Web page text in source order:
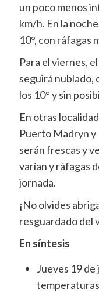
un poco menos
km/h. En la
10°, con ráfagas
Para el viernes,
seguirá nublado,
los 10° y sin
En otras
Puerto Madryn y
serán frescas y
varían y ráfagas
jornada.
¡No olvides
resguardado del
En síntesis
Jueves 19
temperaturas